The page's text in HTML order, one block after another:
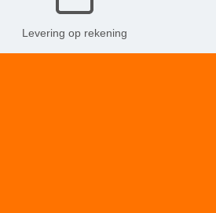
Levering op rekening